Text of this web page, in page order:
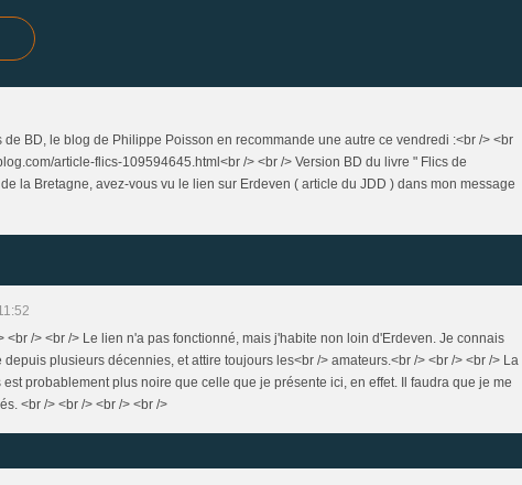
de BD, le blog de Philippe Poisson en recommande une autre ce vendredi :<br /> <br
article-flics-109594645.html<br /> <br /> Version BD du livre " Flics de
la Bretagne, avez-vous vu le lien sur Erdeven ( article du JDD ) dans mon message
<br /> <br /> Le lien n'a pas fonctionné, mais j'habite non loin d'Erdeven. Je connais
plusieurs décennies, et attire toujours les<br /> amateurs.<br /> <br /> <br /> La
probablement plus noire que celle que je présente ici, en effet. Il faudra que je me
<br /> <br /> <br /> <br />